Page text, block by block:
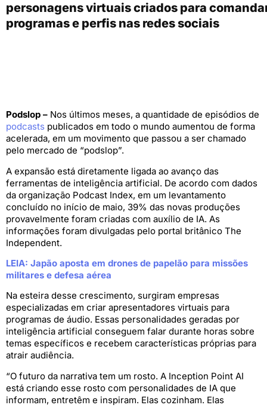
personagens virtuais criados para
programas e perfis nas redes sociais
Podslop – Nos últimos meses, a quantidade de episódios de
podcasts publicados em todo o mundo aumentou de forma
acelerada, em um movimento que passou a ser chamado
pelo mercado de “podslop”.
A expansão está diretamente ligada ao avanço das
ferramentas de inteligência artificial. De acordo com dados
da organização Podcast Index, em um levantamento
concluído no início de maio, 39% das novas produções
provavelmente foram criadas com auxílio de IA. As
informações foram divulgadas pelo portal britânico The
Independent.
LEIA: Japão aposta em drones de papelão para missões
militares e defesa aérea
Na esteira desse crescimento, surgiram empresas
especializadas em criar apresentadores virtuais para
programas de áudio. Essas personalidades geradas por
inteligência artificial conseguem falar durante horas sobre
temas específicos e recebem características próprias para
atrair audiência.
“O futuro da narrativa tem um rosto. A Inception Point AI
está criando esse rosto com personalidades de IA que
informam, entretêm e inspiram. Elas cozinham. Elas